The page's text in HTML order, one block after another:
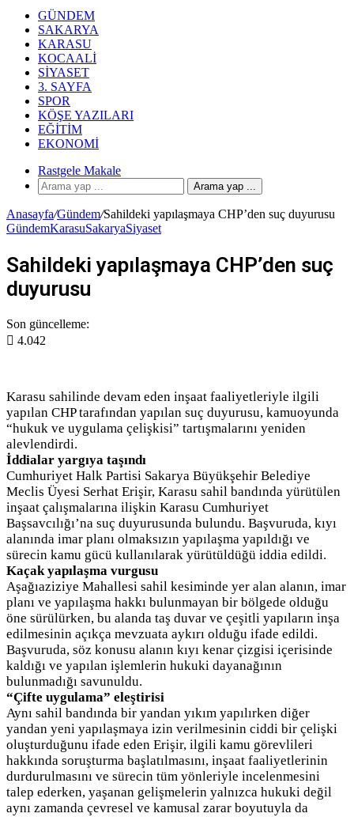
GÜNDEM
SAKARYA
KARASU
KOCAALI
SIYASET
3. SAYFA
SPOR
KÖŞE YAZILARI
EĞITIM
EKONOMI
Rastgele Makale
Arama yap ...
Anasayfa/Gündem/Sahildeki yapılaşmaya CHP’den suç duyurusu
GündemKarasuSakaryaSiyaset
Sahildeki yapılaşmaya CHP’den suç
duyurusu
Son güncelleme:
4.042
Karasu sahilinde devam eden inşaat faaliyetleriyle ilgili
yapılan CHP tarafından yapılan suç duyurusu, kamuoyunda
“hukuk ve uygulama çelişkisi” tartışmalarını yeniden
alevlendirdi.
İddialar yargıya taşındı
Cumhuriyet Halk Partisi Sakarya Büyükşehir Belediye
Meclis Üyesi Serhat Erişir, Karasu sahil bandında yürütülen
inşaat çalışmalarına ilişkin Karasu Cumhuriyet
Başsavcılığı’na suç duyurusunda bulundu. Başvuruda, kıyı
alanında imar planı olmaksızın yapılaşma yapıldığı ve
sürecin kamu gücü kullanılarak yürütüldüğü iddia edildi.
Kaçak yapılaşma vurgusu
Aşağıaziziye Mahallesi sahil kesiminde yer alan alanın, imar
planı ve yapılaşma hakkı bulunmayan bir bölgede olduğu
öne sürülürken, bu alanda taş duvar ve çeşitli yapıların inşa
edilmesinin açıkça mevzuata aykırı olduğu ifade edildi.
Başvuruda, söz konusu alanın kıyı kenar çizgisi içerisinde
kaldığı ve yapılan işlemlerin hukuki dayanağının
bulunmadığı savunuldu.
“Çifte uygulama” eleştirisi
Aynı sahil bandında bir yandan yıkım yapılırken diğer
yandan yeni yapılaşmaya izin verilmesinin ciddi bir çelişki
oluşturduğunu ifade eden Erişir, ilgili kamu görevlileri
hakkında soruşturma başlatılmasını, inşaat faaliyetlerinin
durdurulmasını ve sürecin tüm yönleriyle incelenmesini
talep ederken, yaşanan gelişmelerin yalnızca hukuki değil
aynı zamanda çevresel ve kamusal zarar boyutuyla da